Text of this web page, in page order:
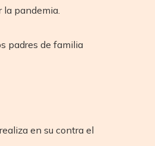
pandemia.
padres de familia
en su contra el